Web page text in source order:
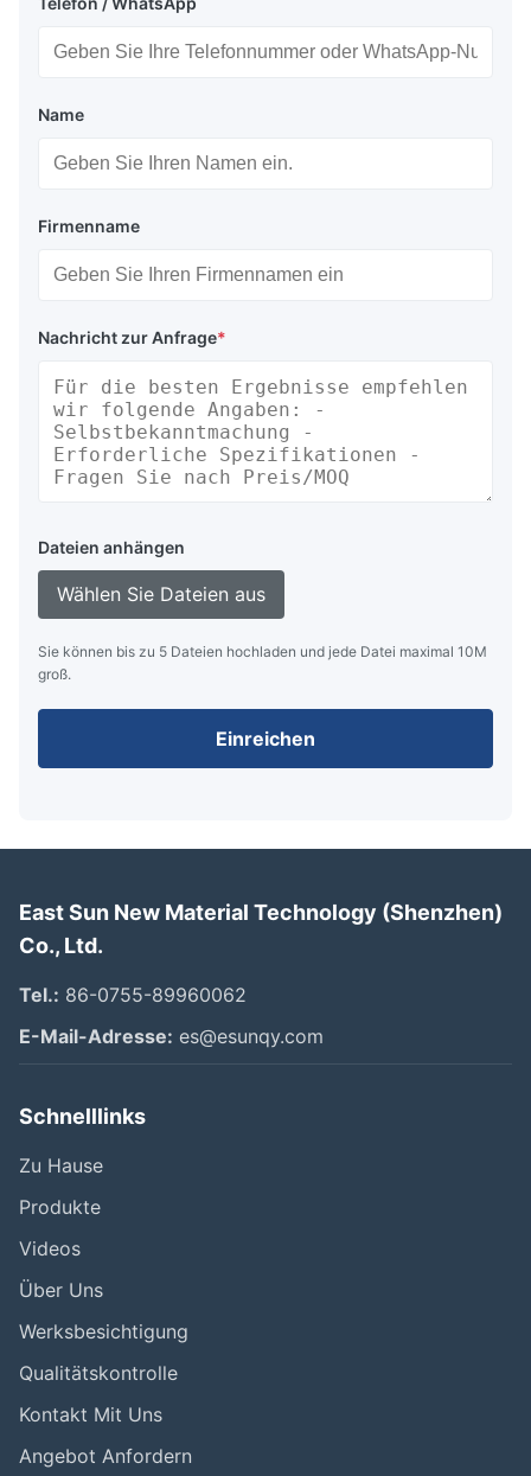
Name
Firmenname
Nachricht zur Anfrage*
Dateien anhängen
Wählen Sie Dateien aus
Sie können bis zu 5 Dateien hochladen und jede Datei maximal 10M
groß.
Einreichen
East Sun New Material Technology (Shenzhen)
Co., Ltd.
Tel.: 86-0755-89960062
E-Mail-Adresse: es@esunqy.com
Schnelllinks
Zu Hause
Produkte
Videos
Über Uns
Werksbesichtigung
Qualitätskontrolle
Kontakt Mit Uns
Angebot Anfordern